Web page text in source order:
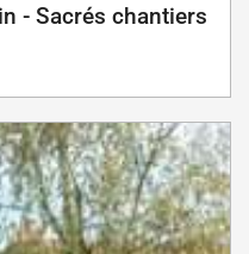
- Sacrés chantiers